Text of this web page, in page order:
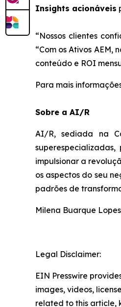
Insights acionáveis
“Nossos clientes
“Com os Ativos
conteúdo e ROI
Para mais
Sobre a AI/R
AI/R, sediada na
impulsionar a
os aspectos do seu
padrões de
Milena Buarque
Legal Disclaimer:
EIN Presswire
images, videos,
related to this article,